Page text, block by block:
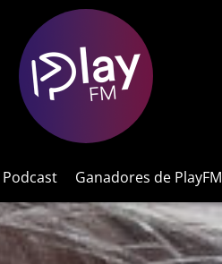
Podcast Ganadores de PlayFM